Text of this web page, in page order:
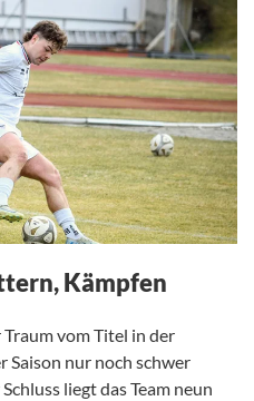
Kämpfen
vom Titel in der
Saison nur noch schwer
liegt das Team neun